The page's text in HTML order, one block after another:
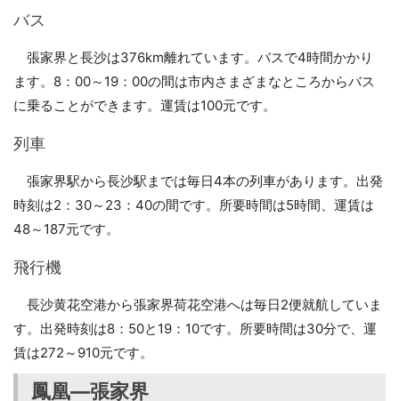
バス
張家界と長沙は376km離れています。バスで4時間かかり
ます。8：00～19：00の間は市内さまざまなところからバス
に乗ることができます。運賃は100元です。
列車
張家界駅から長沙駅までは毎日4本の列車があります。出発
時刻は2：30～23：40の間です。所要時間は5時間、運賃は
48～187元です。
飛行機
長沙黄花空港から張家界荷花空港へは毎日2便就航していま
す。出発時刻は8：50と19：10です。所要時間は30分で、運
賃は272～910元です。
鳳凰―張家界